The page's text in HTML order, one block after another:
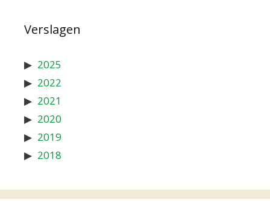
Verslagen
2025
2022
2021
2020
2019
2018